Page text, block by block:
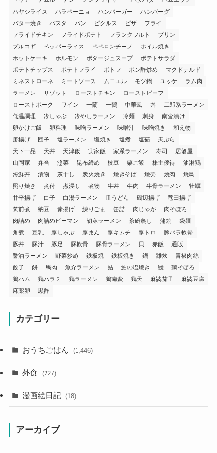
ハヤシライス
ハラペーニョ ハンバーガー
ハンバーグ
バター焼き
パスタ パン ピクルス ピザ
フライ
フライドチキン
フライドポテト フランクフルト
プリン
プルコギ
ペッパーライス ペペロンチーノ
ホイル焼き
ホットケーキ
ホルモン ポタージュスープ
ポテトサラダ
ポテトチップス
ポテトフライ ポトフ ポン酢炒め
マクドナルド
ミネストローネ
ミートソース ムニエル モツ鍋 ユッケ
ラム肉
ラーメン
リゾット ローストチキン
ローストビーフ
ローストポーク
ワイン 一蘭 一鶴 中華風 丼
二郎系ラーメン
低温調理
冷しゃぶ 冷やしラーメン 冷麺 刺身
南蛮漬け
卵かけご飯
卵料理 味噌ラーメン 味噌汁 味噌焼き
和え物
唐揚げ
団子 塩ラーメン 塩焼き 塩煮 塩茹
天ぷら
天下一品
天丼 天津飯 実家飯 家系ラーメン 寿司
居酒屋
山岡家
弁当 惣菜 昆布締め 枝豆 栗ご飯 株主優待
油淋鶏
海鮮丼
漬物 灰干し 炭火焼き 焼きそば 焼売 焼肉
焼鳥
照り焼き
煮付 煮浸し 煮物 牛丼 牛肉 牛骨ラーメン
牡蠣
甘辛揚げ
白子 白湯ラーメン 皿うどん 磯辺揚げ
竜田揚げ
筑前煮
納豆 素揚げ 練りごま 缶詰 肉じゃが
肉そぼろ
肉詰め
肉詰めピーマン 胡麻ラーメン 茶碗蒸し 蒲焼
袋麺
角煮
豆乳 豚しゃぶ 豚まん 豚キムチ 豚トロ
豚バラ軟骨
豚丼
豚汁 豚足 豚軟骨 豚骨ラーメン 貝 赤飯
通販
醤油ラーメン
野菜炒め 鉄板焼 鉄板焼き 鍋 雑炊
青椒肉絲
餃子
餅 馬肉 魚介ラーメン 鮎 鮎の塩焼き 鰻
鶏そぼろ
鶏ハム
鶏ハラミ 鶏ラーメン 鶏南蛮 鶏天 麻婆茄子
麻婆豆腐
麻薬卵
黒酢
カテゴリー
おうちごはん (1,446)
外食 (227)
漫画絵日記 (18)
アーカイブ